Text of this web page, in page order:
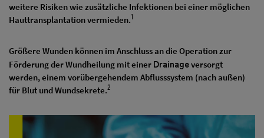
weitere Risiken wie zusätzliche Infektionen bei einer möglichen
Hauttransplantation vermieden.1
Größere Wunden können im Anschluss an die Operation zur
Förderung der Wundheilung mit einer Drainageversorgt
werden, einem vorübergehendem Abflusssystem (nach außen)
für Blut und Wundsekrete.2